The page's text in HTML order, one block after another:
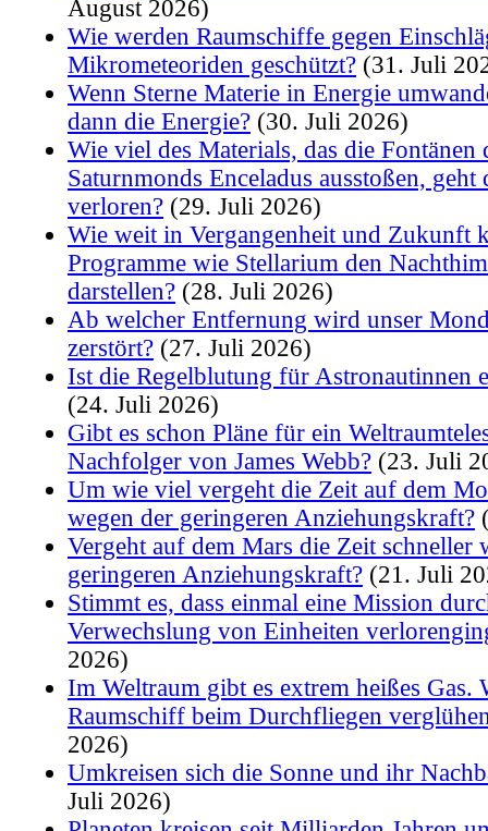
August 2026)
Wie werden Raumschiffe gegen
Mikrometeoriden geschützt? (31. Juli
Wenn Sterne Materie in Energie
dann die Energie? (30. Juli 2026)
Wie viel des Materials, das die Fontänen
Saturnmonds Enceladus ausstoßen,
verloren? (29. Juli 2026)
Wie weit in Vergangenheit und Zukunft
Programme wie Stellarium den
darstellen? (28. Juli 2026)
Ab welcher Entfernung wird unser
zerstört? (27. Juli 2026)
Ist die Regelblutung für Astronautinnen
(24. Juli 2026)
Gibt es schon Pläne für ein
Nachfolger von James Webb? (23. Juli
Um wie viel vergeht die Zeit auf dem
wegen der geringeren Anziehungskraft?
Vergeht auf dem Mars die Zeit schneller
geringeren Anziehungskraft? (21. Juli
Stimmt es, dass einmal eine Mission
Verwechslung von Einheiten
2026)
Im Weltraum gibt es extrem heißes Gas.
Raumschiff beim Durchfliegen
2026)
Umkreisen sich die Sonne und ihr
Juli 2026)